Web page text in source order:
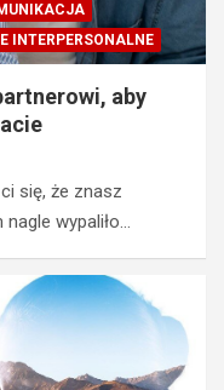
INTERPERSONALNE
aby
się, że znasz
wypaliło…